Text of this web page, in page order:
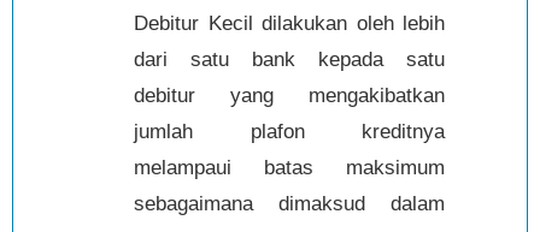
Debitur Kecil dilakukan oleh lebih
dari satu bank kepada satu
debitur yang mengakibatkan
jumlah plafon kreditnya
melampaui batas maksimum
sebagaimana dimaksud dalam